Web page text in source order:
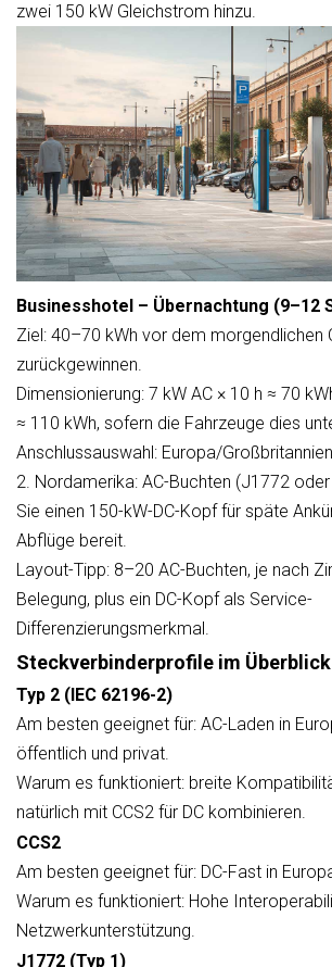
zwei 150 kW Gleichstrom hinzu.
Businesshotel – Übernachtung (9–12
Ziel: 40–70 kWh vor dem morgendlichen
zurückgewinnen.
Dimensionierung: 7 kW AC × 10 h ≈ 70
≈ 110 kWh, sofern die Fahrzeuge dies
Anschlussauswahl: Europa/
2. Nordamerika: AC-Buchten (J1772 oder
Sie einen 150-kW-DC-Kopf für späte
Abflüge bereit.
Layout-Tipp: 8–20 AC-Buchten, je nach
Belegung, plus ein DC-Kopf als Service-
Differenzierungsmerkmal.
Steckverbinderprofile im Überblick
Typ 2 (IEC 62196-2)
Am besten geeignet für: AC-Laden in
öffentlich und privat.
Warum es funktioniert: breite
natürlich mit CCS2 für DC kombinieren.
CCS2
Am besten geeignet für: DC-Fast in
Warum es funktioniert: Hohe
Netzwerkunterstützung.
J1772 (Typ 1)